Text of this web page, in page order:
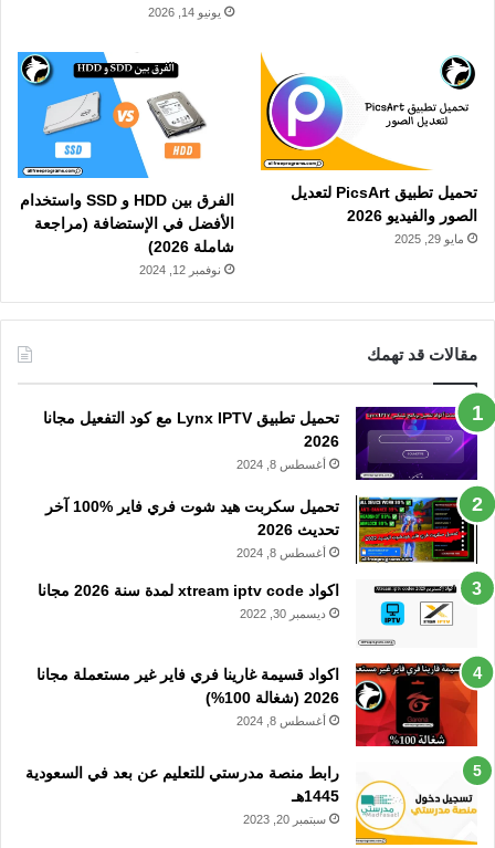
يونيو 14, 2026
تحميل تطبيق PicsArt لتعديل
الصور والفيديو 2026
مايو 29, 2025
الفرق بين HDD و SSD واستخدام
الأفضل في الإستضافة (مراجعة
شاملة 2026)
نوفمبر 12, 2024
مقالات قد تهمك
تحميل تطبيق Lynx IPTV مع كود التفعيل مجانا
2026
أغسطس 8, 2024
تحميل سكربت هيد شوت فري فاير %100 آخر
تحديث 2026
أغسطس 8, 2024
اكواد xtream iptv code لمدة سنة 2026 مجانا
ديسمبر 30, 2022
اكواد قسيمة غارينا فري فاير غير مستعملة مجانا
2026 (شغالة 100%)
أغسطس 8, 2024
رابط منصة مدرستي للتعليم عن بعد في السعودية
1445هـ
سبتمبر 20, 2023